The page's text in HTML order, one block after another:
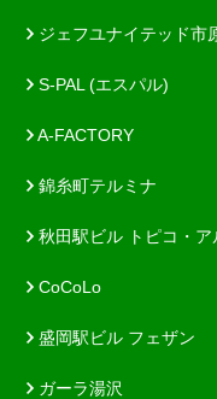
ジェフユナイテッド市
S-PAL (エスパル)
A-FACTORY
錦糸町テルミナ
秋田駅ビル トピコ・ア
CoCoLo
盛岡駅ビル フェザン
ガーラ湯沢